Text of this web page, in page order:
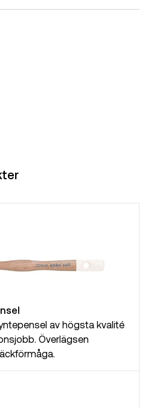
av högsta kvalité
Överlägsen